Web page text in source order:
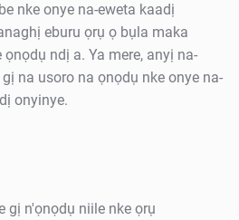
nke onye na-eweta kaadị
eburu ọrụ ọ bụla maka
ndị a. Ya mere, anyị na-
na usoro na ọnọdụ nke onye na-
onyinye.
gị n'ọnọdụ niile nke ọrụ